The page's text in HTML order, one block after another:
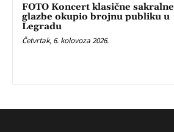
FOTO Koncert klasične sakralne
glazbe okupio brojnu publiku u
Legradu
Četvrtak, 6. kolovoza 2026.